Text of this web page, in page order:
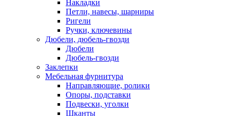
Накладки
Петли, навесы, шарниры
Ригели
Ручки, ключевины
Дюбели, дюбель-гвозди
Дюбели
Дюбель-гвозди
Заклепки
Мебельная фурнитура
Направляющие, ролики
Опоры, подставки
Подвески, уголки
Шканты